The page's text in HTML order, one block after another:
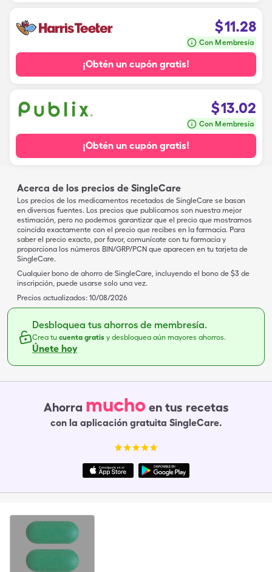
$11.28
Con Membresía
¡Obtén un cupón gratis!
$13.02
Con Membresía
¡Obtén un cupón gratis!
Acerca de los precios de SingleCare
Los precios de los medicamentos recetados de SingleCare se basan
en diversas fuentes. Los precios que publicamos son nuestra mejor
estimación, pero no podemos garantizar que el precio que mostramos
coincida exactamente con el precio que recibes en la farmacia. Para
saber el precio exacto, por favor, comunícate con tu farmacia y
proporciona los números BIN/GRP/PCN que aparecen en tu tarjeta de
SingleCare.
Cualquier bono de ahorro de SingleCare, incluyendo el bono de $3 de
inscripción, puede usarse solo una vez.
Precios actualizados: 10/08/2026
Desbloquea tus ahorros de membresía.
Crea tu cuenta gratis y desbloquea aún mayores ahorros.
Únete hoy
Ahorra mucho en tus recetas
con la aplicación gratuita SingleCare.